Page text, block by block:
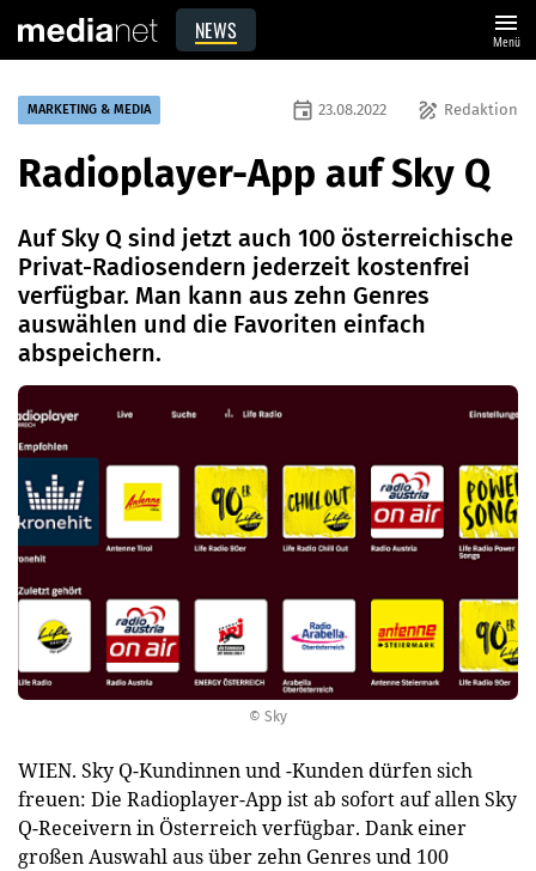
NEWS menu
Menü
© Sky
MARKETING & MEDIA draw Redaktion
event 23.08.2022
Radioplayer-App auf Sky Q
Auf Sky Q sind jetzt auch 100 österreichische
Privat-Radiosendern jederzeit kostenfrei
verfügbar. Man kann aus zehn Genres
auswählen und die Favoriten einfach
abspeichern.
WIEN. Sky Q-Kundinnen und -Kunden dürfen sich
freuen: Die Radioplayer-App ist ab sofort auf allen Sky
Q-Receivern in Österreich verfügbar. Dank einer
großen Auswahl aus über zehn Genres und 100